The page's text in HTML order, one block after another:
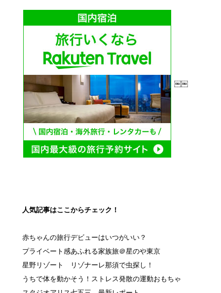
￼￼
人気記事はここからチェック！
赤ちゃんの旅行デビューはいつがいい？
プライベート感あふれる家族旅＠星のや東京
星野リゾート リゾナーレ那須で虫探し！
うちで体を動かそう！ストレス発散の運動おもちゃ